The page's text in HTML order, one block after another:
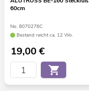
60cm
No. 8070276C
Bestand reicht ca. 12 Wo.
19,00€